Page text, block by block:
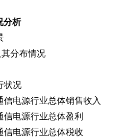
分析
分布情况
状况
信电源行业总体销售收入
信电源行业总体盈利
信电源行业总体税收